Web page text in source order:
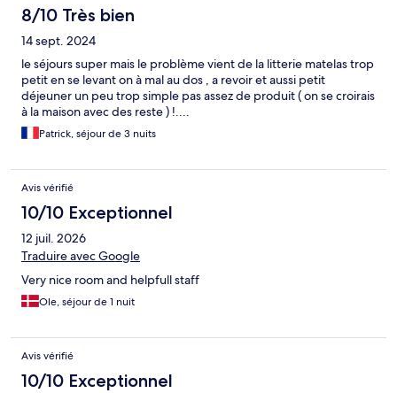
8/10 Très bien
14 sept. 2024
le séjours super mais le problème vient de la litterie matelas trop
petit en se levant on à mal au dos , a revoir et aussi petit
déjeuner un peu trop simple pas assez de produit ( on se croirais
à la maison avec des reste ) !....
Patrick, séjour de 3 nuits
Avis vérifié
10/10 Exceptionnel
12 juil. 2026
Traduire avec Google
Very nice room and helpfull staff
Ole, séjour de 1 nuit
Avis vérifié
10/10 Exceptionnel